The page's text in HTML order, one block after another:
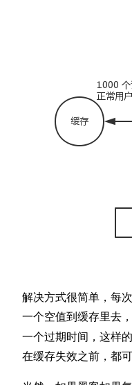
解决方式很简单，每
一个空值到缓存里去
一个过期时间，这样
在缓存失效之前，都